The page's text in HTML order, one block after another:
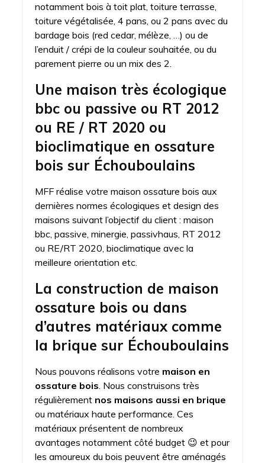
notamment bois à toit plat, toiture terrasse,
toiture végétalisée, 4 pans, ou 2 pans avec du
bardage bois (red cedar, mélèze, …) ou de
l’enduit / crépi de la couleur souhaitée, ou du
parement pierre ou un mix des 2.
Une maison très écologique
bbc ou passive ou RT 2012
ou RE / RT 2020 ou
bioclimatique en ossature
bois sur Échouboulains
MFF réalise votre maison ossature bois aux
dernières normes écologiques et design des
maisons suivant l’objectif du client : maison
bbc, passive, minergie, passivhaus, RT 2012
ou RE/RT 2020, bioclimatique avec la
meilleure orientation etc.
La construction de maison
ossature bois ou dans
d’autres matériaux comme
la brique sur Échouboulains
Nous pouvons réalisons votre maison en
ossature bois. Nous construisons très
régulièrement nos maisons aussi en brique
ou matériaux haute performance. Ces
matériaux présentent de nombreux
avantages notamment côté budget 😉 et pour
les amoureux du bois peuvent être aménagés